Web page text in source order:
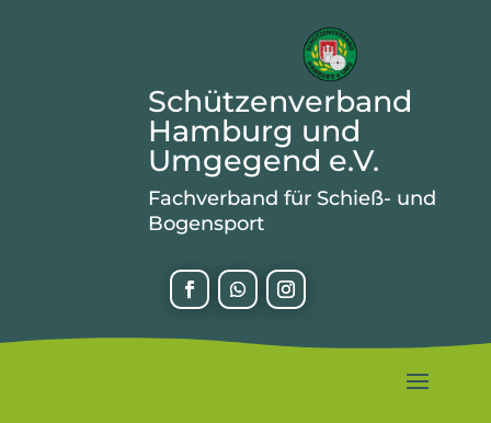
Schützenverband
Hamburg und
Umgegend e.V.
Fachverband für Schieß- und
Bogensport